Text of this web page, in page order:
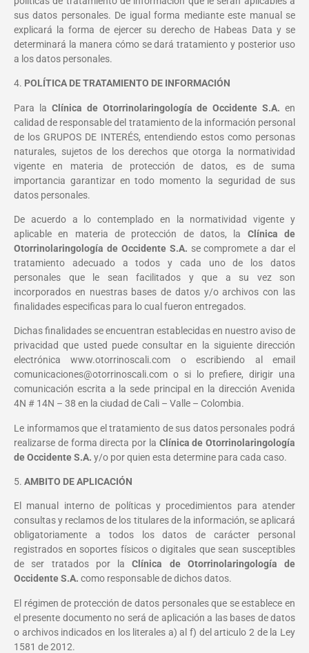
sus datos personales. De igual forma mediante este manual se
explicará la forma de ejercer su derecho de Habeas Data y se
determinará la manera cómo se dará tratamiento y posterior uso
a los datos personales.
4. POLÍTICA DE TRATAMIENTO DE INFORMACIÓN
Para la Clínica de Otorrinolaringología de Occidente S.A. en
calidad de responsable del tratamiento de la información personal
de los GRUPOS DE INTERÉS, entendiendo estos como personas
naturales, sujetos de los derechos que otorga la normatividad
vigente en materia de protección de datos, es de suma
importancia garantizar en todo momento la seguridad de sus
datos personales.
De acuerdo a lo contemplado en la normatividad vigente y
aplicable en materia de protección de datos, la Clínica de
Otorrinolaringología de Occidente S.A. se compromete a dar el
tratamiento adecuado a todos y cada uno de los datos
personales que le sean facilitados y que a su vez son
incorporados en nuestras bases de datos y/o archivos con las
finalidades especificas para lo cual fueron entregados.
Dichas finalidades se encuentran establecidas en nuestro aviso de
privacidad que usted puede consultar en la siguiente dirección
electrónica www.otorrinoscali.com o escribiendo al email
comunicaciones@otorrinoscali.com o si lo prefiere, dirigir una
comunicación escrita a la sede principal en la dirección Avenida
4N # 14N – 38 en la ciudad de Cali – Valle – Colombia.
Le informamos que el tratamiento de sus datos personales podrá
realizarse de forma directa por la Clínica de Otorrinolaringología
de Occidente S.A. y/o por quien esta determine para cada caso.
5. AMBITO DE APLICACIÓN
El manual interno de políticas y procedimientos para atender
consultas y reclamos de los titulares de la información, se aplicará
obligatoriamente a todos los datos de carácter personal
registrados en soportes físicos o digitales que sean susceptibles
de ser tratados por laClínica de Otorrinolaringología de
Occidente S.A. como responsable de dichos datos.
El régimen de protección de datos personales que se establece en
el presente documento no será de aplicación a las bases de datos
o archivos indicados en los literales a) al f) del articulo 2 de la Ley
1581 de 2012.